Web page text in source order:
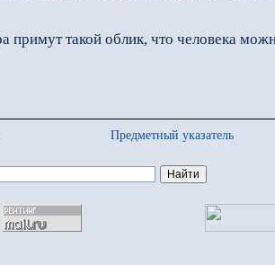
такой облик, что человека
Предметный указатель